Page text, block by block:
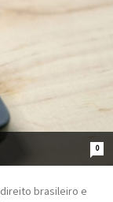
0
brasileiro e